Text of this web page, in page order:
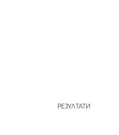
РЕЗУЛТАТИ